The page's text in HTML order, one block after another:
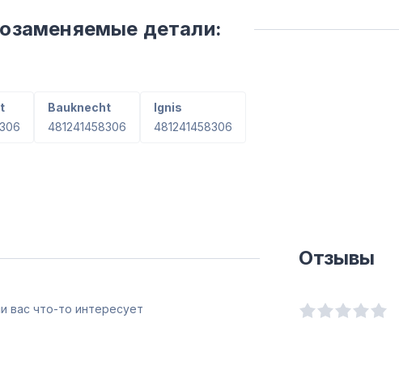
детали:
Bauknecht
481241458306
Ignis
481241458306
вас что-то интересует
Отзывы